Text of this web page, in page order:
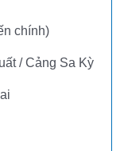
chính)
/ Cảng Sa Kỳ